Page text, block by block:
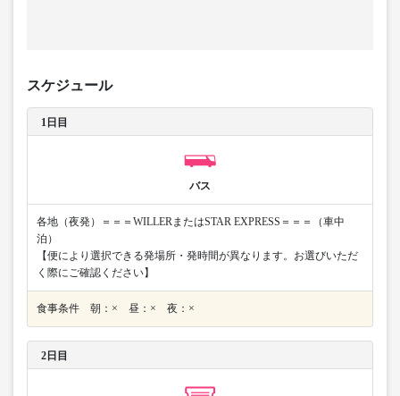
スケジュール
1日目
バス
各地（夜発）＝＝＝WILLERまたはSTAR EXPRESS＝＝＝（車中
泊）
【便により選択できる発場所・発時間が異なります。お選びいただ
く際にご確認ください】
食事条件 朝：× 昼：× 夜：×
2日目